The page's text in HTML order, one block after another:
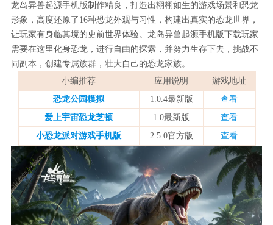
龙岛异兽起源手机版制作精良，打造出栩栩如生的游戏场景和恐龙
形象，高度还原了16种恐龙外观与习性，构建出真实的恐龙世界，
让玩家有身临其境的史前世界体验。龙岛异兽起源手机版下载玩家
需要在这里化身恐龙，进行自由的探索，并努力生存下去，挑战不
同副本，创建专属族群，壮大自己的恐龙家族。
小编推荐
应用说明
游戏地址
恐龙公园模拟
1.0.4最新版
查看
爱上宇宙恐龙芝顿
1.0最新版
查看
小恐龙派对游戏手机版
2.5.0官方版 查看